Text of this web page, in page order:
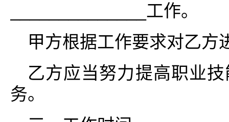
______________工作。
甲方根据工作要求对乙方
乙方应当努力提高职业
务。